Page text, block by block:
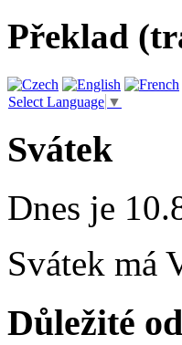
Překlad
Select Language ▼
Svátek
Dnes je
Svátek má
Důležité